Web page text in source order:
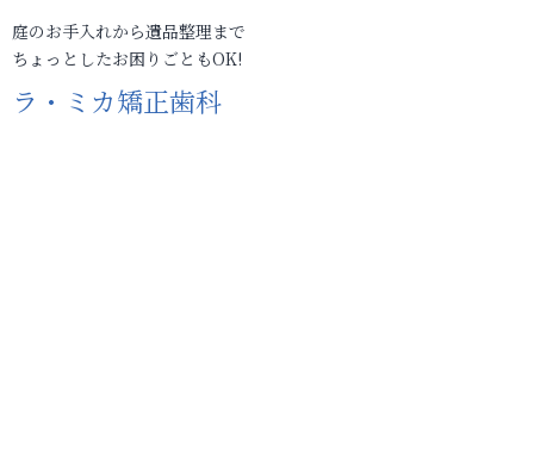
庭のお手入れから遺品整理まで
ちょっとしたお困りごともOK!
ラ・ミカ矯正歯科